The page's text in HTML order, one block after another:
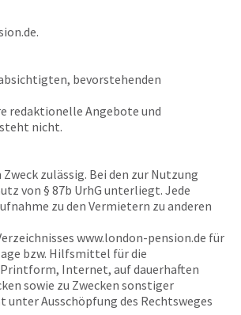
.
bevorstehenden
redaktionelle Angebote und
nicht.
zulässig. Bei den zur Nutzung
von § 87b UrhG unterliegt. Jede
zu den Vermietern zu anderen
www.london-pension.de für
bzw. Hilfsmittel für die
Internet, auf dauerhaften
sowie zu Zwecken sonstiger
Ausschöpfung des Rechtsweges